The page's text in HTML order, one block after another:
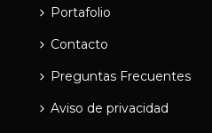
Portafolio
Contacto
Preguntas Frecuentes
Aviso de privacidad